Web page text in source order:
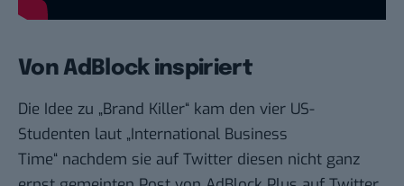
Von AdBlock inspiriert
Die Idee zu „Brand Killer“ kam den vier US-
Studenten laut „International Business
Time“ nachdem sie auf Twitter diesen nicht ganz